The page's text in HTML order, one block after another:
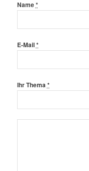
Name*
E-Mail*
Ihr Thema *